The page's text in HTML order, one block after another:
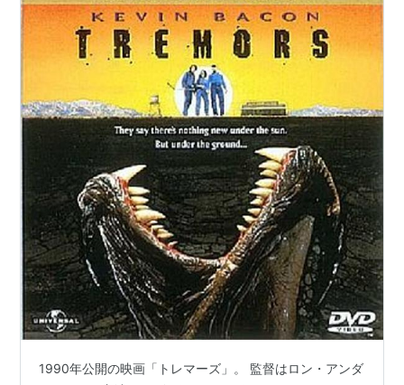
DVD
トレマーズ [DVD]
出版社/メーカー:
チャーズ・ジャパン
発売日:2003/08/22
メディア:DVD
クリック : 12回
この商品を含むブログ (5件) を見る
リスト::外国の映画::題名::た行
洋画
PG-13 for intense, creature violence/gore and
1990年公開の映画「トレマーズ」。 監督はロン・アンダ